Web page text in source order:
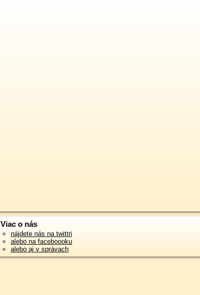
Viac o nás
nájdete nás na twittri
alebo na faceboooku
alebo aj v správach